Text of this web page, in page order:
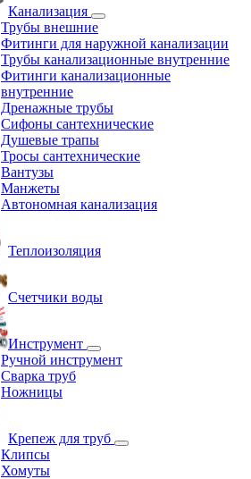
Канализация
Трубы внешние
Фитинги для наружной канализации
Трубы канализационные внутренние
Фитинги канализационные
внутренние
Дренажные трубы
Сифоны сантехнические
Душевые трапы
Тросы сантехнические
Вантузы
Манжеты
Автономная канализация
Теплоизоляция
Счетчики воды
Инструмент
Ручной инструмент
Сварка труб
Ножницы
Крепеж для труб
Клипсы
Хомуты